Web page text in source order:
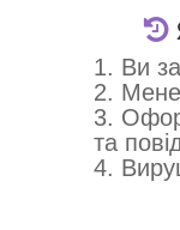
1. Ви
2.
3.
та
4.